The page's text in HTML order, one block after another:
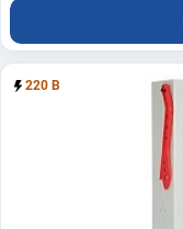
220 В